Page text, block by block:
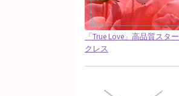
「True Love」高品質ス
クレス